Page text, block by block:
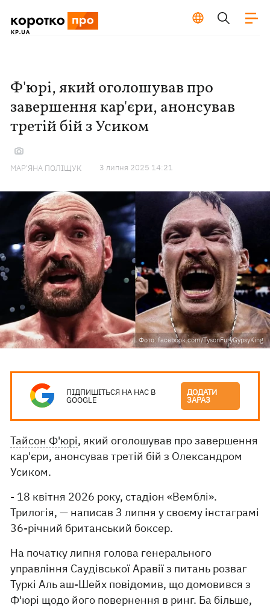
Ф'юрі, який оголошував про
завершення кар'єри, анонсував
третій бій з Усиком
МАР'ЯНА ПОЛІЩУК 3 липня 2025 14:21
Фото: facebook.com/TysonFuryGypsyKing
ПІДПИШІТЬСЯ НА НАС В
GOOGLE
ДОДАТИ
ЗАРАЗ
Тайсон Ф'юрі, який оголошував про завершення
кар'єри, анонсував третій бій з Олександром
Усиком.
- 18 квітня 2026 року, стадіон «Вемблі».
Трилогія, — написав 3 липня у своєму інстаграмі
36-річний британський боксер.
На початку липня голова генерального
управління Саудівської Аравії з питань розваг
Туркі Аль аш-Шейх повідомив, що домовився з
Ф'юрі щодо його повернення в ринг. Ба більше,